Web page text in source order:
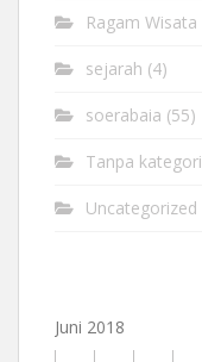
Ragam Wisata
sejarah (4)
soerabaia (55)
Tanpa kategori
Uncategorized
Juni 2018